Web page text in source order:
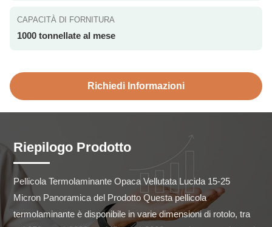
CAPACITÀ DI FORNITURA
1000 tonnellate al mese
Richiedi Informazioni
Riepilogo Prodotto
Pellicola Termolaminante Opaca Vellutata Lucida 15-25
Micron Panoramica del Prodotto Questa pellicola
termolaminante è disponibile in varie dimensioni di rotolo, tra